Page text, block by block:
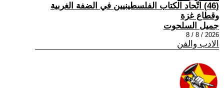
(46) اتّحاد الكتاب الفلسطينيين في الضفة الغربية
وقطاع غزة
جميل السلحوت
2026 / 8 / 8
الادب والفن